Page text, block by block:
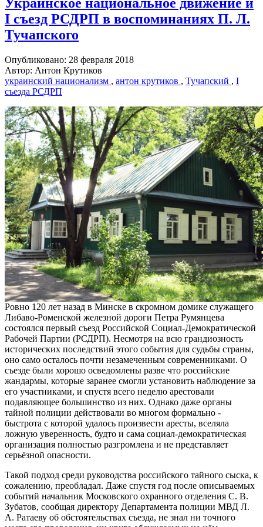
I съезд РСДРП в воспоминаниях П. Л.
Тучапского
Опубликовано: 28 февраля 2018
Автор: Антон Крутиков
украинский национализм , антон крутиков , Тучапский , I
съезда РСДРП
Ровно 120 лет назад в Минске в скромном домике служащего
Либаво-Роменской железной дороги Петра Румянцева
состоялся первый съезд Российской Социал-Демократической
Рабочей Партии (РСДРП). Несмотря на всю грандиозность
исторических последствий этого события для судьбы страны,
оно само осталось почти незамеченным современниками. О
съезде были хорошо осведомлены разве что российские
жандармы, которые заранее смогли установить наблюдение за
его участниками, и спустя всего неделю арестовали
подавляющее большинство из них. Однако даже органы
тайной полиции действовали во многом формально -
быстрота с которой удалось произвести аресты, вселяла
ложную уверенность, будто и сама социал-демократическая
организация полностью разгромлена и не представляет
серьёзной опасности.
Такой подход среди руководства российского тайного сыска, к
сожалению, преобладал. Даже спустя год после описываемых
событий начальник Московского охранного отделения С. В.
Зубатов, сообщая директору Департамента полиции МВД Л.
А. Ратаеву об обстоятельствах съезда, не знал ни точного